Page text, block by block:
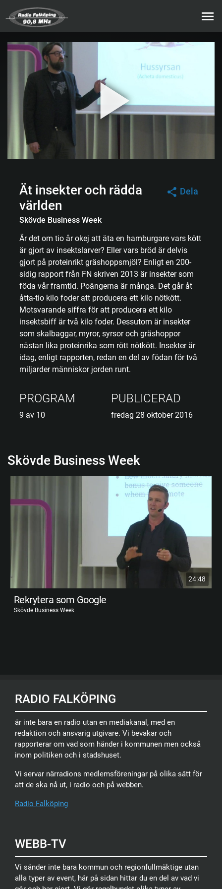
Dela
Ät insekter och rädda
världen
Skövde Business Week
Är det om tio år okej att äta en hamburgare vars kött
är gjort av insektslarver? Eller vars bröd är delvis
gjort på proteinrikt gräshoppsmjöl? Enligt en 200-
sidig rapport från FN skriven 2013 är insekter som
föda vår framtid. Poängerna är många. Det går åt
åtta-tio kilo foder att producera ett kilo nötkött.
Motsvarande siffra för att producera ett kilo
insektsbiff är två kilo foder. Dessutom är insekter
som skalbaggar, myror, syrsor och gräshoppor
nästan lika proteinrika som rött nötkött. Insekter är
idag, enligt rapporten, redan en del av födan för två
miljarder människor jorden runt.
PROGRAM
9 av 10
PUBLICERAD
fredag 28 oktober 2016
Skövde Business Week
24:48
Rekrytera som Google
Skövde Business Week
RADIO FALKÖPING
är inte bara en radio utan en mediakanal, med en
redaktion och ansvarig utgivare. Vi bevakar och
rapporterar om vad som händer i kommunen men också
inom politiken och i stadshuset.
Vi servar närradions medlemsföreningar på olika sätt för
att de ska nå ut, i radio och på webben.
Radio Falköping
WEBB-TV
Vi sänder inte bara kommun och regionfullmäktige utan
alla typer av event, här på sidan hittar du en del av vad vi